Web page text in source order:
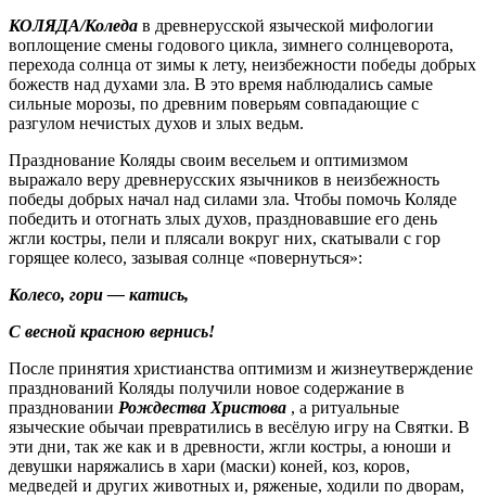
КОЛЯДА/Коледа в древнерусской языческой мифологии
воплощение смены годового цикла, зимнего солнцеворота,
перехода солнца от зимы к лету, неизбежности победы добрых
божеств над духами зла. В это время наблюдались самые
сильные морозы, по древним поверьям совпадающие с
разгулом нечистых духов и злых ведьм.
Празднование Коляды своим весельем и оптимизмом
выражало веру древнерусских язычников в неизбежность
победы добрых начал над силами зла. Чтобы помочь Коляде
победить и отогнать злых духов, праздновавшие его день
жгли костры, пели и плясали вокруг них, скатывали с гор
горящее колесо, зазывая солнце «повернуться»:
Колесо, гори — катись,
С весной красною вернись!
После принятия христианства оптимизм и жизнеутверждение
празднований Коляды получили новое содержание в
праздновании Рождества Христова , а ритуальные
языческие обычаи превратились в весёлую игру на Святки. В
эти дни, так же как и в древности, жгли костры, а юноши и
девушки наряжались в хари (маски) коней, коз, коров,
медведей и других животных и, ряженые, ходили по дворам,